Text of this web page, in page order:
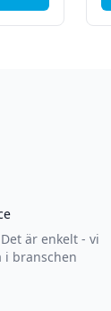
är enkelt - vi
i branschen